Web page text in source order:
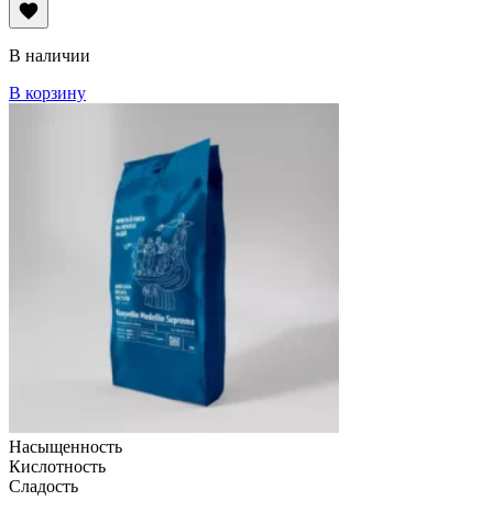
В наличии
В корзину
Насыщенность
Кислотность
Сладость